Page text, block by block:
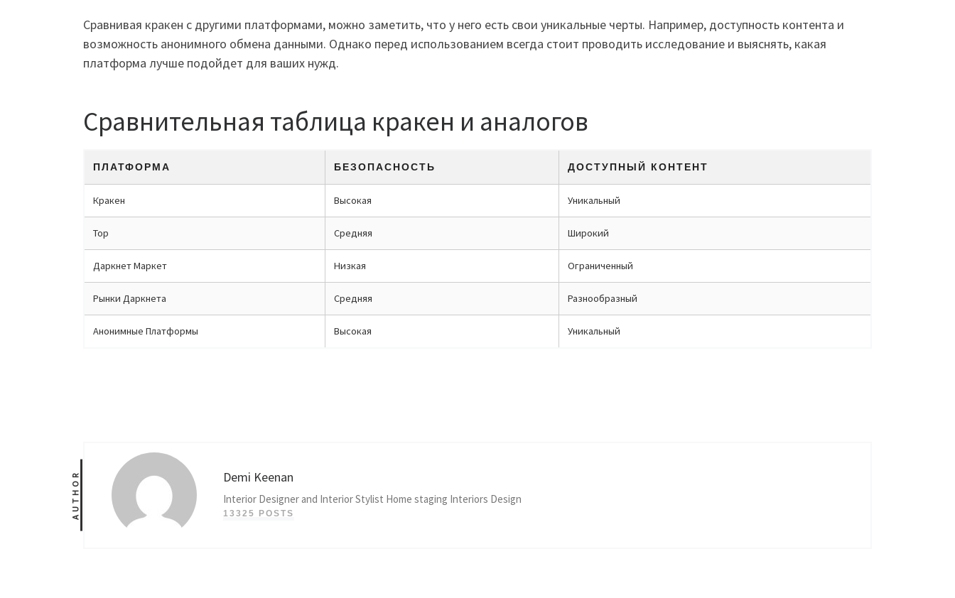
Сравнивая кракен с другими платформами, можно заметить, что у него есть свои уникальные черты. Например, доступность контента и
возможность анонимного обмена данными. Однако перед использованием всегда стоит проводить исследование и выяснять, какая
платформа лучше подойдет для ваших нужд.
Сравнительная таблица кракен и аналогов
ПЛАТФОРМА БЕЗОПАСНОСТЬ ДОСТУПНЫЙ КОНТЕНТ
Кракен Высокая Уникальный
Тор Средняя Широкий
Даркнет Маркет Низкая Ограниченный
Рынки Даркнета Средняя Разнообразный
Анонимные Платформы Высокая Уникальный
AUTHOR Demi Keenan
Interior Designer and Interior Stylist Home staging Interiors Design
13325 POSTS